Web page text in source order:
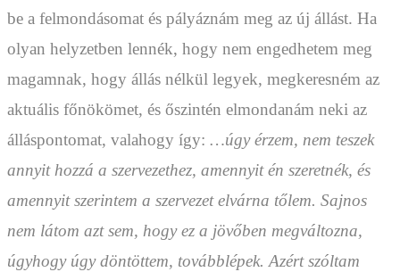
be a felmondásomat és pályáznám meg az új állást. Ha
olyan helyzetben lennék, hogy nem engedhetem meg
magamnak, hogy állás nélkül legyek, megkeresném az
aktuális főnökömet, és őszintén elmondanám neki az
álláspontomat, valahogy így: …úgy érzem, nem teszek
annyit hozzá a szervezethez, amennyit én szeretnék, és
amennyit szerintem a szervezet elvárna tőlem. Sajnos
nem látom azt sem, hogy ez a jövőben megváltozna,
úgyhogy úgy döntöttem, továbblépek. Azért szóltam